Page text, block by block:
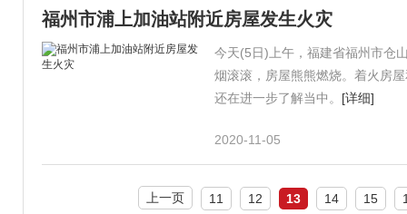
福州市浦上加油站附近房屋发生火灾
今天(5日)上午，福建省福州市仓
烟滚滚，房屋熊熊燃烧。着火房
还在进一步了解当中。 [详细]
2020-11-05
上一页 11 12 13 14 15